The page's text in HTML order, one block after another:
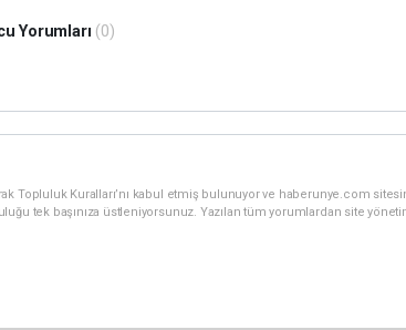
Yorumları (0)
Topluluk Kuralları’nı kabul etmiş bulunuyor ve haberunye.com
tek başınıza üstleniyorsunuz. Yazılan tüm yorumlardan site